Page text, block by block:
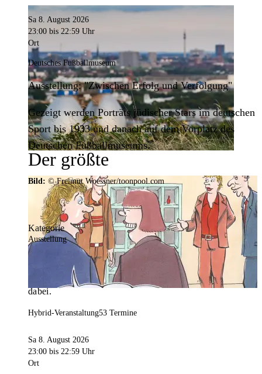
Der größte
Veranstaltungskalender der
Region
Mit weit über 4.000 Terminen ist der
Veranstaltungskalender der Stadt Dortmund der
umfangreichste der Region. Hier ist für alle was
dabei.
Sa 8. August 2026
23:00 bis 22:59 Uhr
Ort
Deutsches Fußballmuseum
Ausstellung: "Zwischen Erfolg und Verfolgung"
Gezeigt werden Porträts jüdischer Stars im deutschen
Sport bis 1933 und danach auf dem Vorplatz des
Deutschen Fußballmuseums.
Bild: © Freimut Woessner/toonpool.com
Kategorie
Ausstellung
Hybrid-Veranstaltung53 Termine
Sa 8. August 2026
23:00 bis 22:59 Uhr
Ort